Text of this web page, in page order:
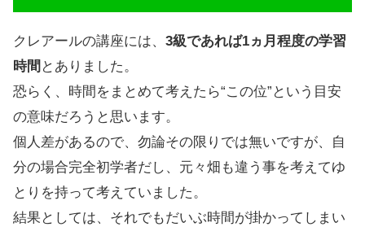
クレアールの講座には、 3級であれば1ヵ月程度の学習
時間 とありました。
恐らく、時間をまとめて考えたら“この位”という目安
の意味だろうと思います。
個人差があるので、勿論その限りでは無いですが、自
分の場合完全初学者だし、元々畑も違う事を考えてゆ
とりを持って考えていました。
結果としては、それでもだいぶ時間が掛かってしまい